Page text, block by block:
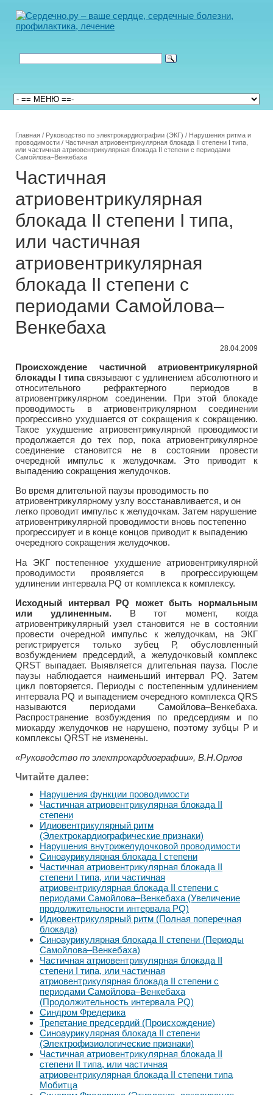
Главная / Руководство по электрокардиографии (ЭКГ) / Нарушения ритма и
проводимости / Частичная атриовентрикулярная блокада II степени I типа,
или частичная атриовентрикулярная блокада II степени с периодами
Самойлова–Венкебаха
Частичная
атриовентрикулярная
блокада II степени I типа,
или частичная
атриовентрикулярная
блокада II степени с
периодами Самойлова–
Венкебаха
28.04.2009
Происхождение частичной атриовентрикулярной
блокады I типасвязывают с удлинением абсолютного и
относительного рефрактерного периодов в
атриовентрикулярном соединении. При этой блокаде
проводимость в атриовентрикулярном соединении
прогрессивно ухудшается от сокращения к сокращению.
Такое ухудшение атриовентрикулярной проводимости
продолжается до тех пор, пока атриовентрикулярное
соединение становится не в состоянии провести
очередной импульс к желудочкам. Это приводит к
выпадению сокращения желудочков.
Во время длительной паузы проводимость по
атриовентрикулярному узлу восстанавливается, и он
легко проводит импульс к желудочкам. Затем нарушение
атриовентрикулярной проводимости вновь постепенно
прогрессирует и в конце концов приводит к выпадению
очередного сокращения желудочков.
На ЭКГ постепенное ухудшение атриовентрикулярной
проводимости проявляется в прогрессирующем
удлинении интервала PQ от комплекса к комплексу.
Исходный интервал PQ может быть нормальным
или удлиненным.В тот момент, когда
атриовентрикулярный узел становится не в состоянии
провести очередной импульс к желудочкам, на ЭКГ
регистрируется только зубец Р, обусловленный
возбуждением предсердий, а желудочковый комплекс
QRST выпадает. Выявляется длительная пауза. После
паузы наблюдается наименьший интервал PQ. Затем
цикл повторяется. Периоды с постепенным удлинением
интервала PQ и выпадением очередного комплекса QRS
называются периодами Самойлова–Венкебаха.
Распространение возбуждения по предсердиям и по
миокарду желудочков не нарушено, поэтому зубцы Р и
комплексы QRST не изменены.
«Руководство по электрокардиографии», В.Н.Орлов
Читайте далее:
Нарушения функции проводимости
Частичная атриовентрикулярная блокада II
степени
Идиовентрикулярный ритм
(Электрокардиографические признаки)
Нарушения внутрижелудочковой проводимости
Синоаурикулярная блокада I степени
Частичная атриовентрикулярная блокада II
степени I типа, или частичная
атриовентрикулярная блокада II степени с
периодами Самойлова–Венкебаха (Увеличение
продолжительности интервала PQ)
Идиовентрикулярный ритм (Полная поперечная
блокада)
Синоаурикулярная блокада II степени (Периоды
Самойлова–Венкебаха)
Частичная атриовентрикулярная блокада II
степени I типа, или частичная
атриовентрикулярная блокада II степени с
периодами Самойлова–Венкебаха
(Продолжительность интервала PQ)
Синдром Фредерика
Трепетание предсердий (Происхождение)
Синоаурикулярная блокада II степени
(Электрофизиологические признаки)
Частичная атриовентрикулярная блокада II
степени II типа, или частичная
атриовентрикулярная блокада II степени типа
Мобитца